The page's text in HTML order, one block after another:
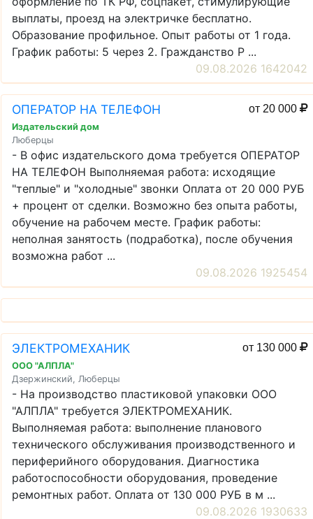
выплаты, проезд на электричке бесплатно.
Образование профильное. Опыт работы от 1 года.
График работы: 5 через 2. Гражданство Р ...
09.08.2026 1642042
ОПЕРАТОР НА ТЕЛЕФОН от 20 000
Издательский дом
Люберцы
- В офис издательского дома требуется ОПЕРАТОР
НА ТЕЛЕФОН Выполняемая работа: исходящие
"теплые" и "холодные" звонки Оплата от 20 000 РУБ
+ процент от сделки. Возможно без опыта работы,
обучение на рабочем месте. График работы:
неполная занятость (подработка), после обучения
возможна работ ...
09.08.2026 1925454
ЭЛЕКТРОМЕХАНИК от 130 000
ООО "АЛПЛА"
Дзержинский, Люберцы
- На производство пластиковой упаковки ООО
"АЛПЛА" требуется ЭЛЕКТРОМЕХАНИК.
Выполняемая работа: выполнение планового
технического обслуживания производственного и
периферийного оборудования. Диагностика
работоспособности оборудования, проведение
ремонтных работ. Оплата от 130 000 РУБ в м ...
09.08.2026 1930633